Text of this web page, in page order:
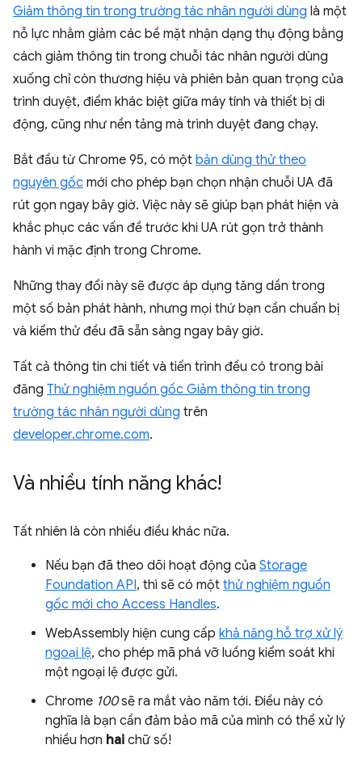
Giảm thông tin trong trường tác nhân người dùng là một
nỗ lực nhằm giảm các bề mặt nhận dạng thụ động bằng
cách giảm thông tin trong chuỗi tác nhân người dùng
xuống chỉ còn thương hiệu và phiên bản quan trọng của
trình duyệt, điểm khác biệt giữa máy tính và thiết bị di
động, cũng như nền tảng mà trình duyệt đang chạy.
Bắt đầu từ Chrome 95, có một bản dùng thử theo
nguyên gốc mới cho phép bạn chọn nhận chuỗi UA đã
rút gọn ngay bây giờ. Việc này sẽ giúp bạn phát hiện và
khắc phục các vấn đề trước khi UA rút gọn trở thành
hành vi mặc định trong Chrome.
Những thay đổi này sẽ được áp dụng tăng dần trong
một số bản phát hành, nhưng mọi thứ bạn cần chuẩn bị
và kiểm thử đều đã sẵn sàng ngay bây giờ.
Tất cả thông tin chi tiết và tiến trình đều có trong bài
đăng Thử nghiệm nguồn gốc Giảm thông tin trong
trường tác nhân người dùng trên
developer.chrome.com.
Và nhiều tính năng khác!
Tất nhiên là còn nhiều điều khác nữa.
Nếu bạn đã theo dõi hoạt động của Storage
Foundation API, thì sẽ có một thử nghiệm nguồn
gốc mới cho Access Handles.
WebAssembly hiện cung cấp khả năng hỗ trợ xử lý
ngoại lệ, cho phép mã phá vỡ luồng kiểm soát khi
một ngoại lệ được gửi.
Chrome 100sẽ ra mắt vào năm tới. Điều này có
nghĩa là bạn cần đảm bảo mã của mình có thể xử lý
nhiều hơn hai chữ số!